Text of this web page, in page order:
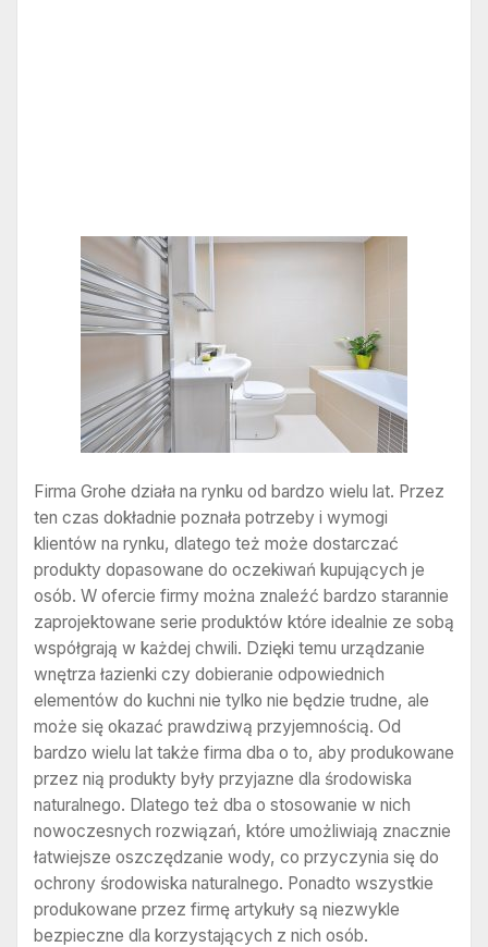
Firma Grohe działa na rynku od bardzo wielu lat. Przez
ten czas dokładnie poznała potrzeby i wymogi
klientów na rynku, dlatego też może dostarczać
produkty dopasowane do oczekiwań kupujących je
osób. W ofercie firmy można znaleźć bardzo starannie
zaprojektowane serie produktów które idealnie ze sobą
współgrają w każdej chwili. Dzięki temu urządzanie
wnętrza łazienki czy dobieranie odpowiednich
elementów do kuchni nie tylko nie będzie trudne, ale
może się okazać prawdziwą przyjemnością. Od
bardzo wielu lat także firma dba o to, aby produkowane
przez nią produkty były przyjazne dla środowiska
naturalnego. Dlatego też dba o stosowanie w nich
nowoczesnych rozwiązań, które umożliwiają znacznie
łatwiejsze oszczędzanie wody, co przyczynia się do
ochrony środowiska naturalnego. Ponadto wszystkie
produkowane przez firmę artykuły są niezwykle
bezpieczne dla korzystających z nich osób.